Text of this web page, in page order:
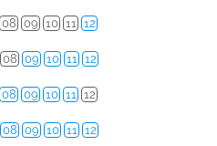
08 09 10 11 12
08 09 10 11 12
08 09 10 11 12
08 09 10 11 12